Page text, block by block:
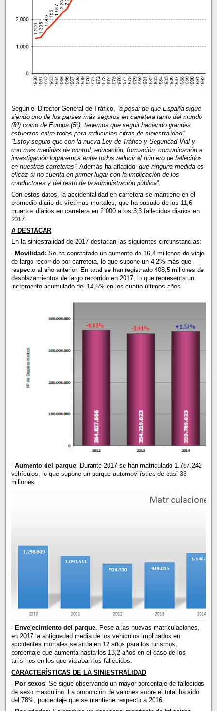
Según el Director General de Tráfico, “a pesar de que España sigue
siendo uno de los países más seguros en carretera tanto del mundo
(8º) como de Europa (5º), tenemos que seguir haciendo grandes
esfuerzos entre todos para reducir las cifras de siniestralidad”.
”Estoy seguro que con la nueva Ley de Tráfico y Seguridad Vial y
con más medidas de control, educación, formación, comunicación e
investigación lograremos entre todos reducir el número de fallecidos
en nuestras carreteras”. Además ha añadido “que ninguna medida es
eficaz si no cuenta en primer lugar con la implicación de los
conductores y del resto de la administración pública”.
Con estos datos, la accidentalidad en carretera se mantiene en el
promedio diario de víctimas mortales, que ha pasado de los 11,6
muertos diarios en carretera en 2.000 a los 3,3 fallecidos diarios en
2017.
A DESTACAR
En la siniestralidad de 2017 destacan las siguientes circunstancias:
- Movilidad: Se ha constatado un aumento de 16,4 millones de viaje
de largo recorrido por carretera, lo que supone un 4,2% más que
respecto al año anterior. En total se han registrado 408,5 millones de
desplazamientos de largo recorrido en 2017, lo que representa un
incremento acumulado del 14,5% en los cuatro últimos años.
- Aumento del parque: Durante 2017 se han matriculado 1.787.242
vehículos, lo que supone un parque automovilístico de casi 33
millones.
- Envejecimiento del parque. Pese a las nuevas matriculaciones,
en 2017 la antigüedad media de los vehículos implicados en
accidentes mortales se sitúa en 12 años para los turismos,
porcentaje que aumenta hasta los 13,2 años en el caso de los
turismos en los que viajaban los fallecidos.
CARACTERÍSTICAS DE LA SINIESTRALIDAD
- Por sexos: Se sigue observando un mayor porcentaje de fallecidos
de sexo masculino. La proporción de varones sobre el total ha sido
del 78%, porcentaje que se mantiene respecto a 2016.